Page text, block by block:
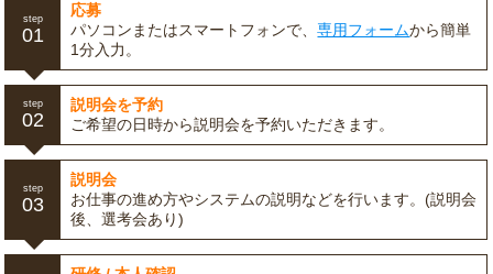
step
01
応募
パソコンまたはスマートフォンで、専用フォームから簡単
1分入力。
step
02
説明会を予約
ご希望の日時から説明会を予約いただきます。
step
03
説明会
お仕事の進め方やシステムの説明などを行います。(説明会
後、選考会あり)